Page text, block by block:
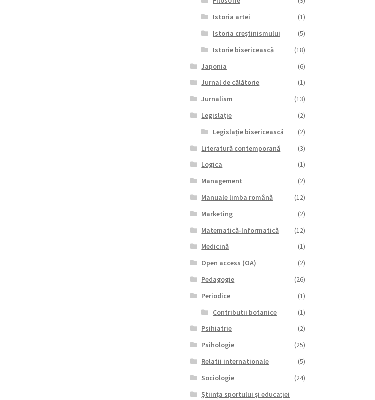
Istoria artei
(1)
Istoria creștinismului
(5)
Istorie bisericească
(18)
Japonia
(6)
Jurnal de călătorie
(1)
Jurnalism
(13)
Legislație
(2)
Legislație bisericească
(2)
Literatură contemporană
(3)
Logica
(1)
Management
(2)
Manuale limba română
(12)
Marketing
(2)
Matematică-Informatică
(12)
Medicină
(1)
Open access (OA)
(2)
Pedagogie
(26)
Periodice
(1)
Contributii botanice
(1)
Psihiatrie
(2)
Psihologie
(25)
Relatii internationale
(5)
Sociologie
(24)
Știința sportului și educației